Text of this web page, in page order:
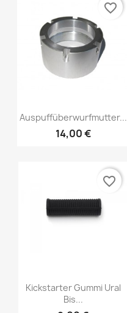
Auspuffüberwurfmutter...
14,00 €
favorite_border
Kickstarter Gummi Ural
Bis...
favorite_border